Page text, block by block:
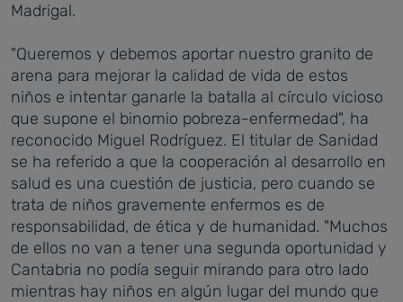
Madrigal.
"Queremos y debemos aportar nuestro granito de
arena para mejorar la calidad de vida de estos
niños e intentar ganarle la batalla al círculo vicioso
que supone el binomio pobreza-enfermedad", ha
reconocido Miguel Rodríguez. El titular de Sanidad
se ha referido a que la cooperación al desarrollo en
salud es una cuestión de justicia, pero cuando se
trata de niños gravemente enfermos es de
responsabilidad, de ética y de humanidad. "Muchos
de ellos no van a tener una segunda oportunidad y
Cantabria no podía seguir mirando para otro lado
mientras hay niños en algún lugar del mundo que